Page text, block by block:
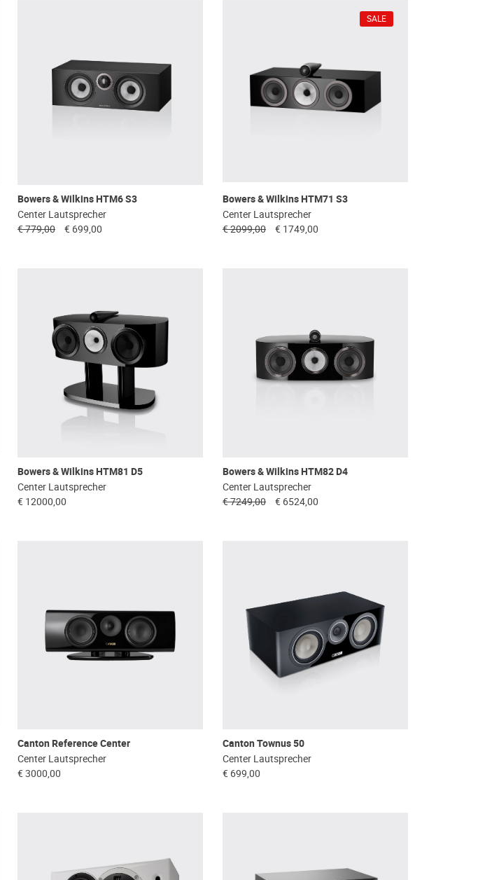
Bowers & Wilkins HTM6 S3
Center Lautsprecher
€ 779,00
€ 699,00
Bowers & Wilkins HTM71 S3
Center Lautsprecher
€ 2099,00
€ 1749,00
SALE
Bowers & Wilkins HTM81 D5
Center Lautsprecher
€ 12000,00
Bowers & Wilkins HTM82 D4
Center Lautsprecher
€ 7249,00
€ 6524,00
Canton Reference Center
Center Lautsprecher
€ 3000,00
Canton Townus 50
Center Lautsprecher
€ 699,00